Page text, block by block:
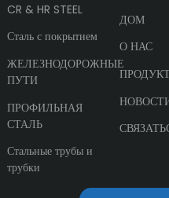
CR & HR STEEL
Сталь с покрытием
ЖЕЛЕЗНОДОРОЖНЫЕ
ПУТИ
ПРОФИЛЬНАЯ
СТАЛЬ
Стальные трубы и
трубки
ДОМ
О НАС